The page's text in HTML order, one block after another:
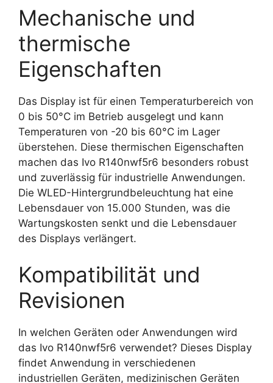
Mechanische und
thermische
Eigenschaften
Das Display ist für einen Temperaturbereich von
0 bis 50°C im Betrieb ausgelegt und kann
Temperaturen von -20 bis 60°C im Lager
überstehen. Diese thermischen Eigenschaften
machen das Ivo R140nwf5r6 besonders robust
und zuverlässig für industrielle Anwendungen.
Die WLED-Hintergrundbeleuchtung hat eine
Lebensdauer von 15.000 Stunden, was die
Wartungskosten senkt und die Lebensdauer
des Displays verlängert.
Kompatibilität und
Revisionen
In welchen Geräten oder Anwendungen wird
das Ivo R140nwf5r6 verwendet? Dieses Display
findet Anwendung in verschiedenen
industriellen Geräten, medizinischen Geräten